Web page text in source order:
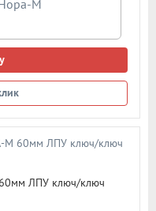
ЛПУ ключ/ключ